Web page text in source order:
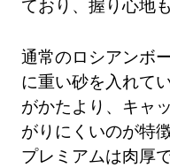
ており、握り心地
通常のロシアンボ
に重い砂を入れて
がかたより、キャ
がりにくいのが特
プレミアムは肉厚